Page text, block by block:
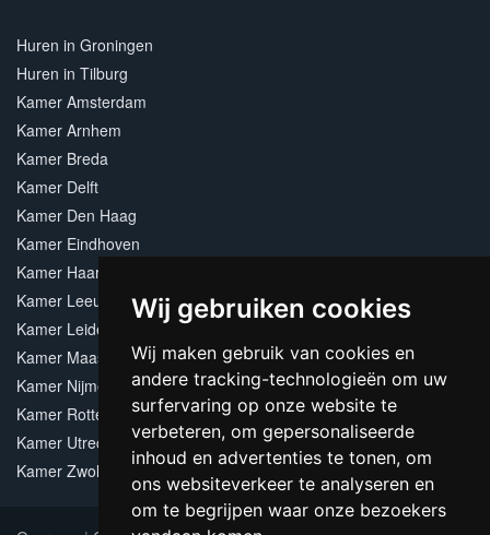
Wij gebruiken cookies
Wij maken gebruik van cookies en
andere tracking-technologieën om uw
surfervaring op onze website te
verbeteren, om gepersonaliseerde
inhoud en advertenties te tonen, om
ons websiteverkeer te analyseren en
om te begrijpen waar onze bezoekers
Huren in Groningen
Huren in Tilburg
Kamer Amsterdam
Kamer Arnhem
Kamer Breda
Kamer Delft
Kamer Den Haag
Kamer Eindhoven
Kamer Haarlem
Kamer Leeuwarden
Kamer Leiden
Kamer Maastricht
Kamer Nijmegen
Kamer Rotterdam
Kamer Utrecht
Kamer Zwolle